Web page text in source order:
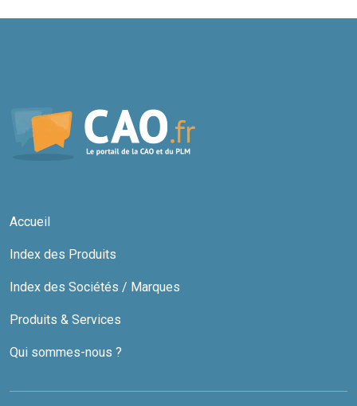
Accueil
Index des Produits
Index des Sociétés / Marques
Produits & Services
Qui sommes-nous ?